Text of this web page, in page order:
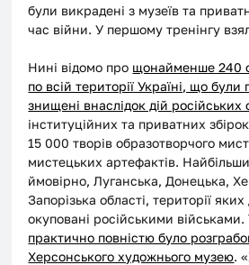
були викрадені з музеїв та
час війни. У першому тренінгу
Нині відомо про ​ щонайменше 240
по всій території Україні, що
знищені внаслідок дій російських
інституційних та приватних
15 000 творів образотворчого
мистецьких артефактів.
ймовірно, Луганська, Донецька,
Запорізька області, території
окуповані російськими
практично повністю було
Херсонського художнього музею.